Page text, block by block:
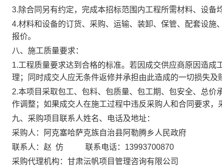
3.除合同另有约定，完成本招标范围内工程所需材料、设备
4.材料和设备的订货、采购、运输、装卸、保管、配套设
报价。
八、施工质量要求：
1.工程质量要求达到合格的标准。若因成交供应商原因造
理；同时成交人应无条件返修并承担由此造成的一切损失及
2.本项目采取包工、包料、包质量、包工期、包安全、总
作调整；如果成交人在施工过程中违反采购人和合同要求，
九、采购项目联系人姓名、电话及地址：
采购人：阿克塞哈萨克族自治县阿勒腾乡人民政府
联系人：赵 仿 联系电话： 13993700870
采购代理机构：甘肃沄帆项目管理咨询有限公司